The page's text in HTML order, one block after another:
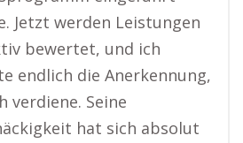
Jetzt werden Leistungen
bewertet, und ich
endlich die Anerkennung,
verdiene. Seine
hat sich absolut